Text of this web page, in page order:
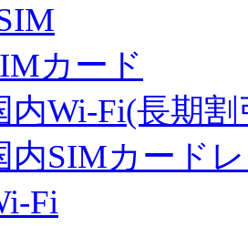
カード
内Wi-Fi(長期
内SIMカード
Fi